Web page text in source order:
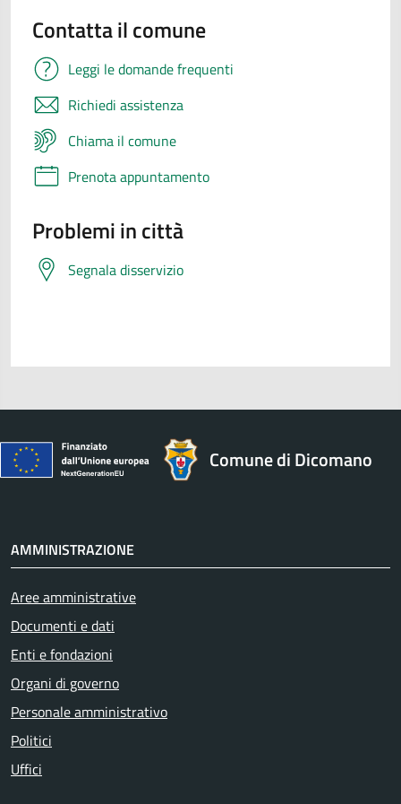
Contatta il comune
Leggi le domande frequenti
Richiedi assistenza
Chiama il comune
Prenota appuntamento
Problemi in città
Segnala disservizio
Comune di Dicomano
AMMINISTRAZIONE
Aree amministrative
Documenti e dati
Enti e fondazioni
Organi di governo
Personale amministrativo
Politici
Uffici